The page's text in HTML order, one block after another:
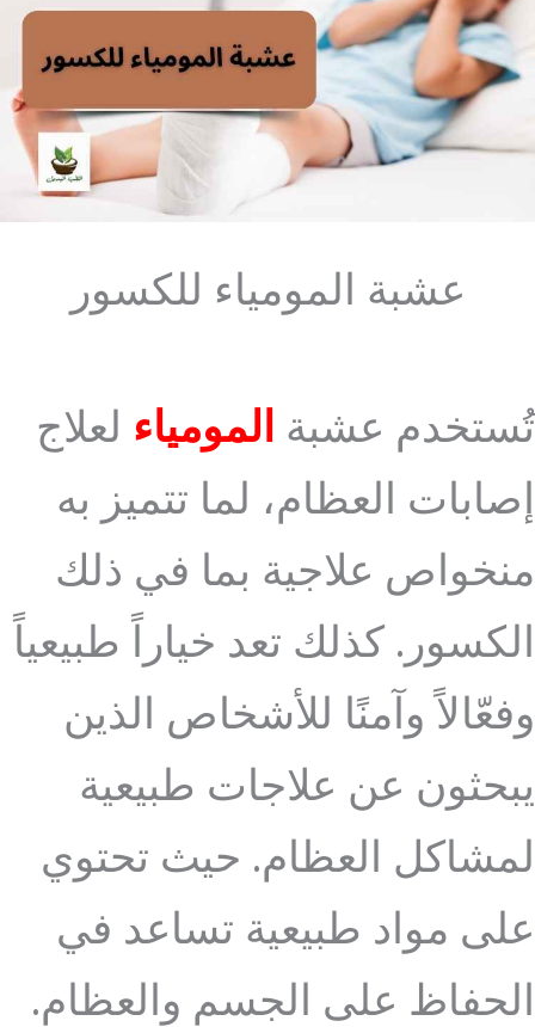
عشبة المومياء للكسور
تُستخدم عشبة المومياء لعلاج
إصابات العظام، لما تتميز به
منخواص علاجية بما في ذلك
الكسور. كذلك تعد خياراً طبيعياً
وفعّالاً وآمنًا للأشخاص الذين
يبحثون عن علاجات طبيعية
لمشاكل العظام. حيث تحتوي
على مواد طبيعية تساعد في
الحفاظ على الجسم والعظام.